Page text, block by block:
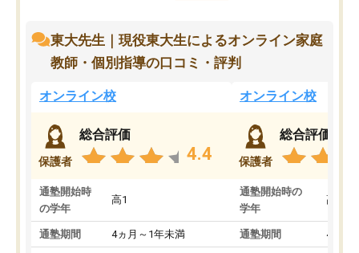
東大先生｜現役東大生によるオンライン家庭
教師・個別指導の口コミ・評判
オンライン校
保護者
総合評価
4.4
通塾開始時
の学年
高1
通塾期間 4ヵ月～1年未満
オンライン校
保護者
総合評価
通塾開始時の
学年
高3
通塾期間 4ヵ月